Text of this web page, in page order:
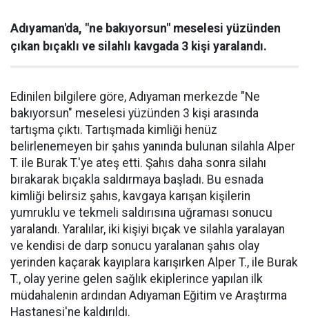
Adıyaman'da, "ne bakıyorsun" meselesi yüzünden
çıkan bıçaklı ve silahlı kavgada 3 kişi yaralandı.
Edinilen bilgilere göre, Adıyaman merkezde "Ne
bakıyorsun" meselesi yüzünden 3 kişi arasında
tartışma çıktı. Tartışmada kimliği henüz
belirlenemeyen bir şahıs yanında bulunan silahla Alper
T. ile Burak T.'ye ateş etti. Şahıs daha sonra silahı
bırakarak bıçakla saldırmaya başladı. Bu esnada
kimliği belirsiz şahıs, kavgaya karışan kişilerin
yumruklu ve tekmeli saldırısına uğraması sonucu
yaralandı. Yaralılar, iki kişiyi bıçak ve silahla yaralayan
ve kendisi de darp sonucu yaralanan şahıs olay
yerinden kaçarak kayıplara karışırken Alper T., ile Burak
T., olay yerine gelen sağlık ekiplerince yapılan ilk
müdahalenin ardından Adıyaman Eğitim ve Araştırma
Hastanesi'ne kaldırıldı.